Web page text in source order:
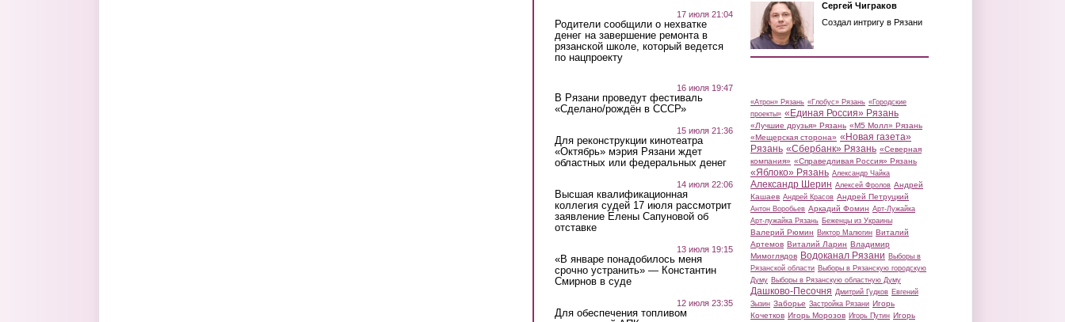
17 июля 21:04
Родители сообщили о нехватке
денег на завершение ремонта в
рязанской школе, который ведется
по нацпроекту
16 июля 19:47
В Рязани проведут фестиваль
«Сделано/рождён в СССР»
15 июля 21:36
Для реконструкции кинотеатра
«Октябрь» мэрия Рязани ждет
областных или федеральных денег
14 июля 22:06
Высшая квалификационная
коллегия судей 17 июля рассмотрит
заявление Елены Сапуновой об
отставке
13 июля 19:15
«В январе понадобилось меня
срочно устранить» — Константин
Смирнов в суде
12 июля 23:35
Для обеспечения топливом
Сергей Чиграков
Создал интригу в Рязани
«Атрон» Рязань «Глобус» Рязань «Городские
проекты» «Единая Россия» Рязань
«Лучшие друзья» Рязань «М5 Молл» Рязань
«Мещерская сторона» «Новая газета»
Рязань «Сбербанк» Рязань «Северная
компания» «Справедливая Россия» Рязань
«Яблоко» Рязань Александр Чайка
Александр Шерин Алексей Фролов Андрей
Кашаев Андрей Красов Андрей Петруцкий
Антон Воробьев Аркадий Фомин Арт-Лужайка
Арт-лужайка Рязань Беженцы из Украины
Валерий Рюмин Виктор Малюгин Виталий
Артемов Виталий Ларин Владимир
Мимоглядов Водоканал Рязани Выборы в
Рязанской области Выборы в Рязанскую городскую
Думу Выборы в Рязанскую областную Думу
Дашково-Песочня Дмитрий Гудков Евгений
Зызин Заборье Застройка Рязани Игорь
Кочетков Игорь Морозов Игорь Путин Игорь